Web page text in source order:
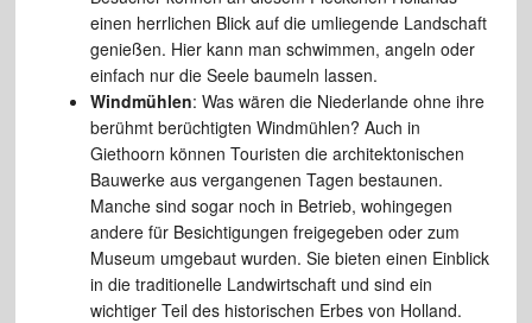
einen herrlichen Blick auf die umliegende Landschaft
genießen. Hier kann man schwimmen, angeln oder
einfach nur die Seele baumeln lassen.
Windmühlen: Was wären die Niederlande ohne ihre
berühmt berüchtigten Windmühlen? Auch in
Giethoorn können Touristen die architektonischen
Bauwerke aus vergangenen Tagen bestaunen.
Manche sind sogar noch in Betrieb, wohingegen
andere für Besichtigungen freigegeben oder zum
Museum umgebaut wurden. Sie bieten einen Einblick
in die traditionelle Landwirtschaft und sind ein
wichtiger Teil des historischen Erbes von Holland.